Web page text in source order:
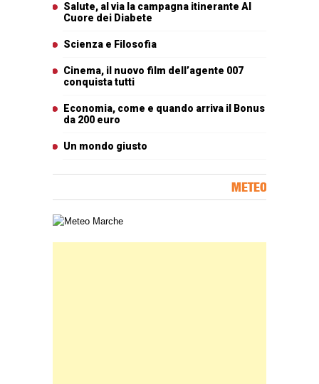
Salute, al via la campagna itinerante Al
Cuore dei Diabete
Scienza e Filosofia
Cinema, il nuovo film dell’agente 007
conquista tutti
Economia, come e quando arriva il Bonus
da 200 euro
Un mondo giusto
METEO
Carta meteorologica delle Marche